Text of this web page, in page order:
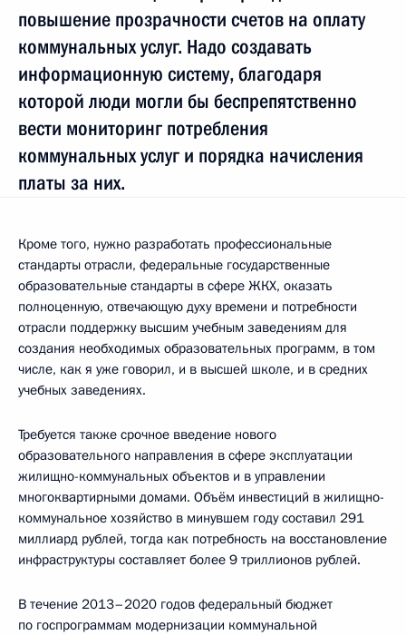
повышение прозрачности счетов на оплату
коммунальных услуг. Надо создавать
информационную систему, благодаря
которой люди могли бы беспрепятственно
вести мониторинг потребления
коммунальных услуг и порядка начисления
платы за них.
Кроме того, нужно разработать профессиональные
стандарты отрасли, федеральные государственные
образовательные стандарты в сфере ЖКХ, оказать
полноценную, отвечающую духу времени и потребности
отрасли поддержку высшим учебным заведениям для
создания необходимых образовательных программ, в том
числе, как я уже говорил, и в высшей школе, и в средних
учебных заведениях.
Требуется также срочное введение нового
образовательного направления в сфере эксплуатации
жилищно-коммунальных объектов и в управлении
многоквартирными домами. Объём инвестиций в жилищно-
коммунальное хозяйство в минувшем году составил 291
миллиард рублей, тогда как потребность на восстановление
инфраструктуры составляет более 9 триллионов рублей.
В течение 2013–2020 годов федеральный бюджет
по госпрограммам модернизации коммунальной